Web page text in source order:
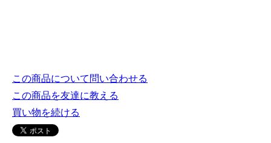
この商品について問い合わせる
この商品を友達に教える
買い物を続ける